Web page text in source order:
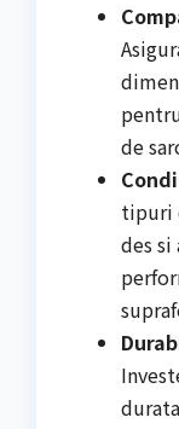
de
tipuri
des si